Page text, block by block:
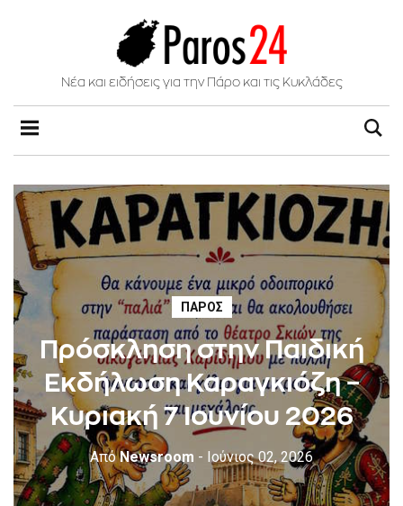
Νέα και ειδήσεις για την Πάρο και τις Κυκλάδες
ΠΆΡΟΣ
Πρόσκληση στην Παιδική
Εκδήλωση Καραγκιόζη –
Κυριακή 7 Ιουνίου 2026
ΑπόNewsroom - Ιούνιος 02, 2026